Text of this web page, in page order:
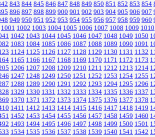
843 844 845 846 847 848 849 850 851 852 853 854
896 897 898 899 900 901 902 903 904 905 906 907
949 950 951 952 953 954 955 956 957 958 959 960
1001 1002 1003 1004 1005 1006 1007 1008 1009 1010
1042 1043 1044 1045 1046 1047 1048 1049 1050
1083 1084 1085 1086 1087 1088 1089 1090 1091
1124 1125 1126 1127 1128 1129 1130 1131 1132
1165 1166 1167 1168 1169 1170 1171 1172 1173
1206 1207 1208 1209 1210 1211 1212 1213 1214
1247 1248 1249 1250 1251 1252 1253 1254 1255
1288 1289 1290 1291 1292 1293 1294 1295 1296
1329 1330 1331 1332 1333 1334 1335 1336 1337
1370 1371 1372 1373 1374 1375 1376 1377 1378
1411 1412 1413 1414 1415 1416 1417 1418 1419
1452 1453 1454 1455 1456 1457 1458 1459 1460
1493 1494 1495 1496 1497 1498 1499 1500 1501
1534 1535 1536 1537 1538 1539 1540 1541 1542